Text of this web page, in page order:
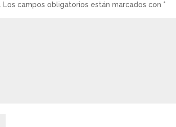
Los campos obligatorios están marcados con *